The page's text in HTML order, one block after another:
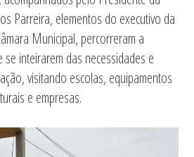
Parreira, elementos do executivo da
Municipal, percorreram a
inteirarem das necessidades e
visitando escolas, equipamentos
e empresas.